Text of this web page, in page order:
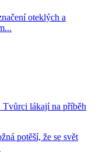
oteklých a
lákají na příběh
potěší, že se svět